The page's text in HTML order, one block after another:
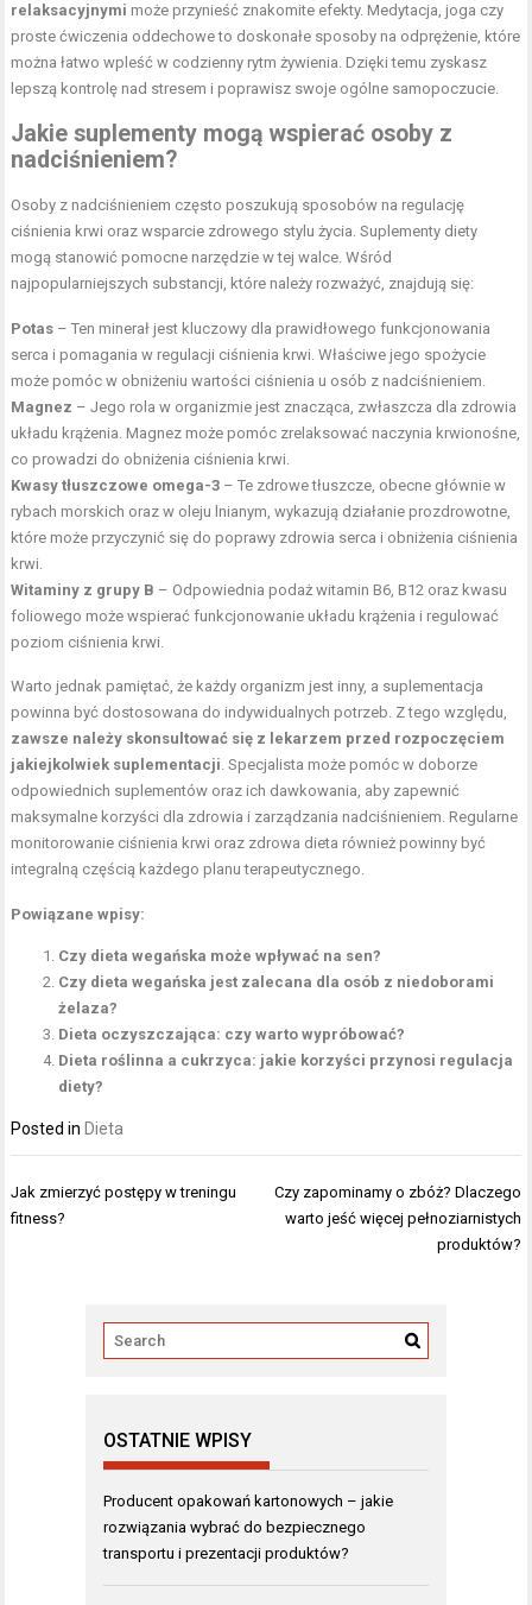
relaksacyjnymi może przynieść znakomite efekty. Medytacja, joga czy
proste ćwiczenia oddechowe to doskonałe sposoby na odprężenie, które
można łatwo wpleść w codzienny rytm żywienia. Dzięki temu zyskasz
lepszą kontrolę nad stresem i poprawisz swoje ogólne samopoczucie.
Jakie suplementy mogą wspierać osoby z
nadciśnieniem?
Osoby z nadciśnieniem często poszukują sposobów na regulację
ciśnienia krwi oraz wsparcie zdrowego stylu życia. Suplementy diety
mogą stanowić pomocne narzędzie w tej walce. Wśród
najpopularniejszych substancji, które należy rozważyć, znajdują się:
Potas – Ten minerał jest kluczowy dla prawidłowego funkcjonowania
serca i pomagania w regulacji ciśnienia krwi. Właściwe jego spożycie
może pomóc w obniżeniu wartości ciśnienia u osób z nadciśnieniem.
Magnez – Jego rola w organizmie jest znacząca, zwłaszcza dla zdrowia
układu krążenia. Magnez może pomóc zrelaksować naczynia krwionośne,
co prowadzi do obniżenia ciśnienia krwi.
Kwasy tłuszczowe omega-3 – Te zdrowe tłuszcze, obecne głównie w
rybach morskich oraz w oleju lnianym, wykazują działanie prozdrowotne,
które może przyczynić się do poprawy zdrowia serca i obniżenia ciśnienia
krwi.
Witaminy z grupy B – Odpowiednia podaż witamin B6, B12 oraz kwasu
foliowego może wspierać funkcjonowanie układu krążenia i regulować
poziom ciśnienia krwi.
Warto jednak pamiętać, że każdy organizm jest inny, a suplementacja
powinna być dostosowana do indywidualnych potrzeb. Z tego względu,
zawsze należy skonsultować się z lekarzem przed rozpoczęciem
jakiejkolwiek suplementacji. Specjalista może pomóc w doborze
odpowiednich suplementów oraz ich dawkowania, aby zapewnić
maksymalne korzyści dla zdrowia i zarządzania nadciśnieniem. Regularne
monitorowanie ciśnienia krwi oraz zdrowa dieta również powinny być
integralną częścią każdego planu terapeutycznego.
Powiązane wpisy:
Czy dieta wegańska może wpływać na sen?
Czy dieta wegańska jest zalecana dla osób z niedoborami
żelaza?
Dieta oczyszczająca: czy warto wypróbować?
Dieta roślinna a cukrzyca: jakie korzyści przynosi regulacja
diety?
Posted in Dieta
Nawigacja
wpisu
Jak zmierzyć postępy w treningu
fitness?
Czy zapominamy o zbóż? Dlaczego
warto jeść więcej pełnoziarnistych
produktów?
OSTATNIE WPISY
Producent opakowań kartonowych – jakie
rozwiązania wybrać do bezpiecznego
transportu i prezentacji produktów?